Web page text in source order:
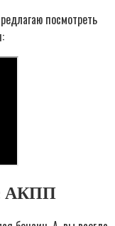
посмотреть
АКПП